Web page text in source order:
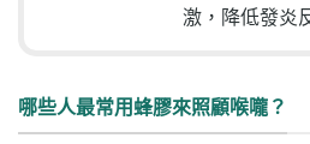
激，降低發炎
哪些人最常用蜂膠來照顧喉嚨？